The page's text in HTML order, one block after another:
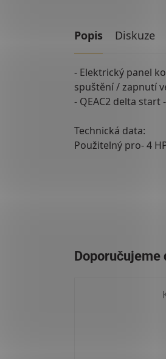
Popis Diskuze
- Elektrický panel
spuštění / zapnutí
- QEAC2 delta
Technická data:
Použitelný pro- 4